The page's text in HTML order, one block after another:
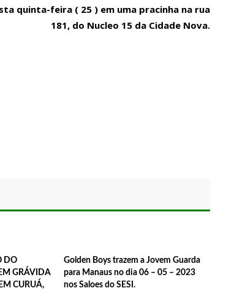
quinta-feira ( 25 ) em uma pracinha na rua
181, do Nucleo 15 da Cidade Nova.
DO
GRÁVIDA
CURUÁ,
Golden Boys trazem a Jovem Guarda
para Manaus no dia 06 – 05 – 2023
nos Saloes do SESI.